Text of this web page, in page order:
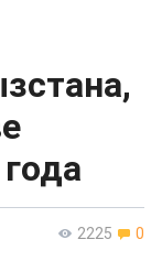
2225 0